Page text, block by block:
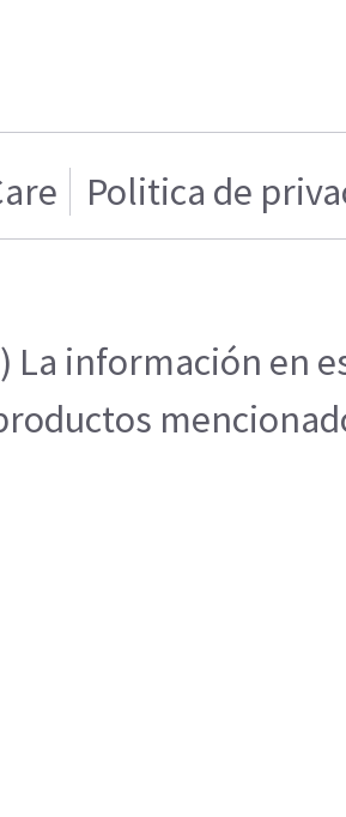
Politica de
La información en